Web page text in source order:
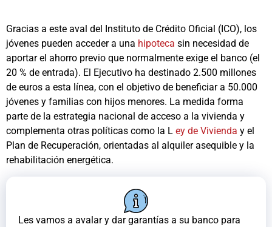
Gracias a este aval del Instituto de Crédito Oficial (ICO), los
jóvenes pueden acceder a una hipoteca sin necesidad de
aportar el ahorro previo que normalmente exige el banco (el
20 % de entrada). El Ejecutivo ha destinado 2.500 millones
de euros a esta línea, con el objetivo de beneficiar a 50.000
jóvenes y familias con hijos menores. La medida forma
parte de la estrategia nacional de acceso a la vivienda y
complementa otras políticas como la L ey de Vivienda y el
Plan de Recuperación, orientadas al alquiler asequible y la
rehabilitación energética.
Les vamos a avalar y dar garantías a su banco para